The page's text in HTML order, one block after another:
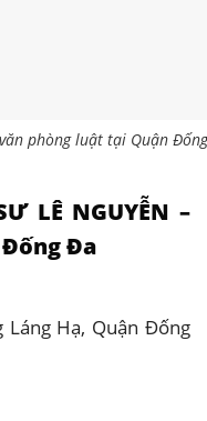
văn phòng luật tại Quận
LÊ NGUYỄN –
Đa
Láng Hạ, Quận Đống